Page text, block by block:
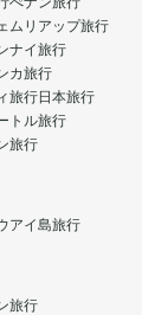
ムリアップ旅行
ナイ旅行
カ旅行
旅行日本旅行
トル旅行
旅行
アイ島旅行
旅行